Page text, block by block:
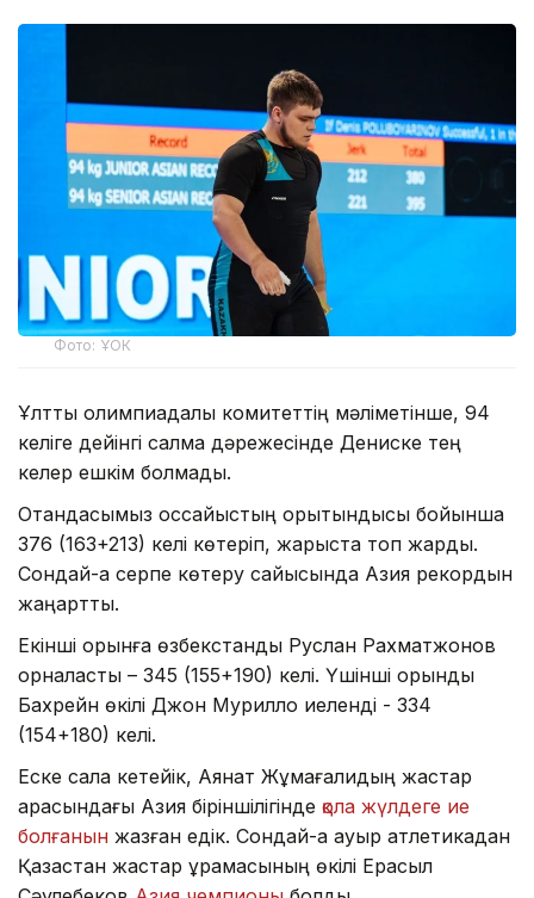
Фото: ҰОК
Ұлттық олимпиадалық комитеттің мәліметінше, 94
келіге дейінгі салмақ дәрежесінде Дениске тең
келер ешкім болмады.
Отандасымыз қоссайыстың қорытындысы бойынша
376 (163+213) келі көтеріп, жарыста топ жарды.
Сондай-ақ серпе көтеру сайысында Азия рекордын
жаңартты.
Екінші орынға өзбекстандық Руслан Рахматжонов
орналасты – 345 (155+190) келі. Үшінші орынды
Бахрейн өкілі Джон Мурилло иеленді - 334
(154+180) келі.
Еске сала кетейік, Аянат Жұмағалидың жастар
арасындағы Азия біріншілігінде қола жүлдеге ие
болғанын жазған едік. Сондай-ақ ауыр атлетикадан
Қазақстан жастар құрамасының өкілі Ерасыл